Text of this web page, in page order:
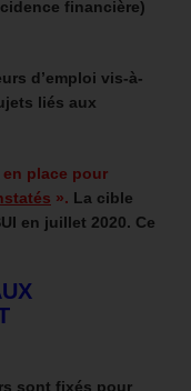
financière)
d’emploi vis-à-
liés aux
place pour
». La cible
en juillet 2020. Ce
sont fixés pour